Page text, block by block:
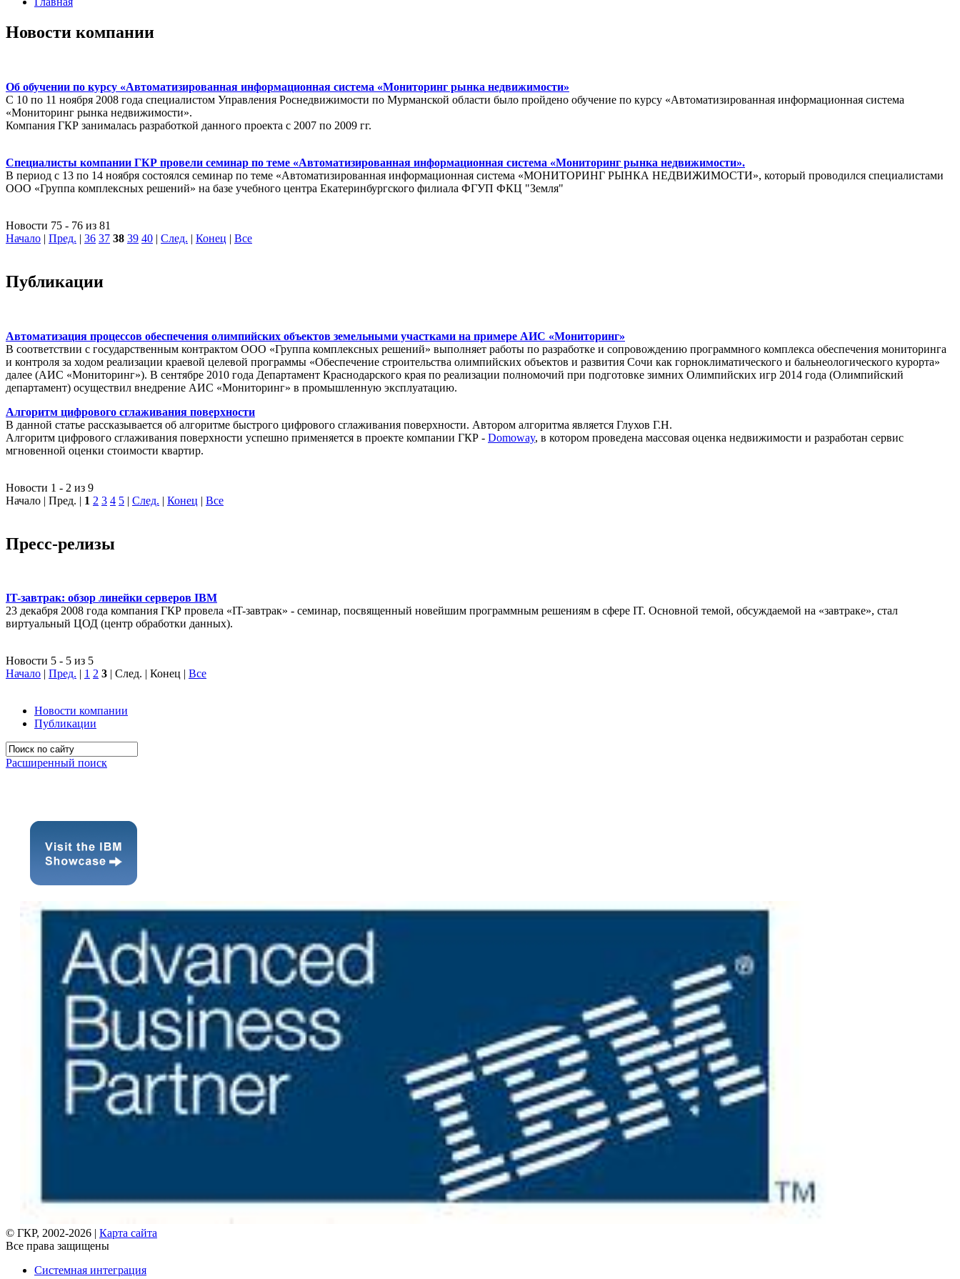
Новости компании
Об обучении по курсу «Автоматизированная информационная система «Мониторинг рынка недвижимости»
С 10 по 11 ноября 2008 года специалистом Управления Роснедвижимости по Мурманской области было пройдено обучение по курсу «Автоматизированная информационная система
«Мониторинг рынка недвижимости».
Компания ГКР занималась разработкой данного проекта с 2007 по 2009 гг.
Специалисты компании ГКР провели семинар по теме «Автоматизированная информационная система «Мониторинг рынка недвижимости».
В период с 13 по 14 ноября состоялся семинар по теме «Автоматизированная информационная система «МОНИТОРИНГ РЫНКА НЕДВИЖИМОСТИ», который проводился специалистами
ООО «Группа комплексных решений» на базе учебного центра Екатеринбургского филиала ФГУП ФКЦ "Земля"
Новости 75 - 76 из 81
Начало | Пред. | 36 37 38 39 40 | След. | Конец | Все
Публикации
Автоматизация процессов обеспечения олимпийских объектов земельными участками на примере АИС «Мониторинг»
В соответствии с государственным контрактом ООО «Группа комплексных решений» выполняет работы по разработке и сопровождению программного комплекса обеспечения мониторинга
и контроля за ходом реализации краевой целевой программы «Обеспечение строительства олимпийских объектов и развития Сочи как горноклиматического и бальнеологического курорта»
далее (АИС «Мониторинг»). В сентябре 2010 года Департамент Краснодарского края по реализации полномочий при подготовке зимних Олимпийских игр 2014 года (Олимпийский
департамент) осуществил внедрение АИС «Мониторинг» в промышленную эксплуатацию.
Алгоритм цифрового сглаживания поверхности
В данной статье рассказывается об алгоритме быстрого цифрового сглаживания поверхности. Автором алгоритма является Глухов Г.Н.
Алгоритм цифрового сглаживания поверхности успешно применяется в проекте компании ГКР - Domoway, в котором проведена массовая оценка недвижимости и разработан сервис
мгновенной оценки стоимости квартир.
Новости 1 - 2 из 9
Начало | Пред. | 1 2 3 4 5 | След. | Конец | Все
Пресс-релизы
IT-завтрак: обзор линейки серверов IBM
23 декабря 2008 года компания ГКР провела «IT-завтрак» - семинар, посвященный новейшим программным решениям в сфере IT. Основной темой, обсуждаемой на «завтраке», стал
виртуальный ЦОД (центр обработки данных).
Новости 5 - 5 из 5
Начало | Пред. | 1 2 3 | След. | Конец | Все
Новости компании
Публикации
Расширенный поиск
© ГКР, 2002-2026 | Карта сайта
Все права защищены
Системная интеграция